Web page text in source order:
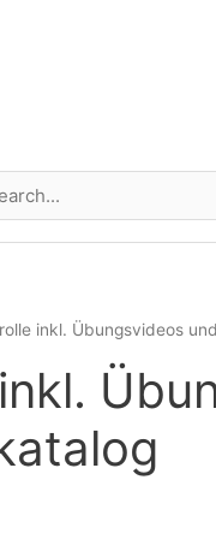
inkl. Übungsvideos